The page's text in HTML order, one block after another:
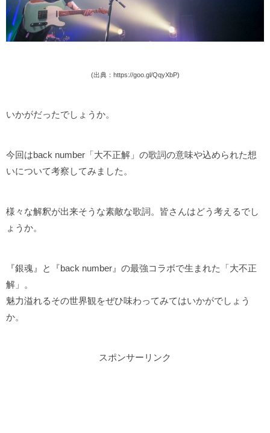
(出典：https://goo.gl/QqyXbP)
いかがだったでしょうか。
今回はback number「大不正解」の歌詞の意味や込められた想
いについて考察してみました。
様々な解釈が出来そうな素敵な歌詞。皆さんはどう考えるでし
ょうか。
『銀魂』と『back number』の最強コラボで生まれた「大不正
解」。
魅力溢れるその世界観をぜひ味わってみてはいかがでしょう
か。
スポンサーリンク